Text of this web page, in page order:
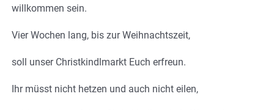
willkommen sein.
Vier Wochen lang, bis zur Weihnachtszeit,
soll unser Christkindlmarkt Euch erfreun.
Ihr müsst nicht hetzen und auch nicht eilen,